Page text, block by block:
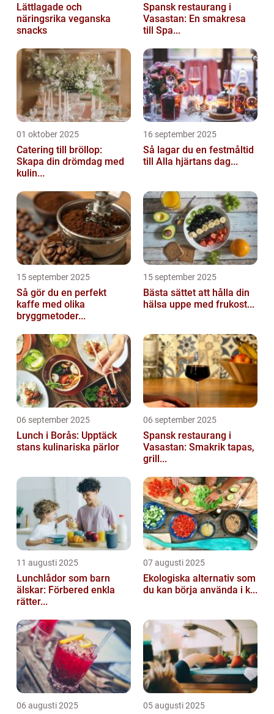
Lättlagade och
näringsrika veganska
snacks
Spansk restaurang i
Vasastan: En smakresa
till Spa...
01 oktober 2025
Catering till bröllop:
Skapa din drömdag med
kulin...
16 september 2025
Så lagar du en festmåltid
till Alla hjärtans dag...
15 september 2025
Så gör du en perfekt
kaffe med olika
bryggmetoder...
15 september 2025
Bästa sättet att hålla din
hälsa uppe med frukost...
06 september 2025
Lunch i Borås: Upptäck
stans kulinariska pärlor
06 september 2025
Spansk restaurang i
Vasastan: Smakrik tapas,
grill...
11 augusti 2025
Lunchlådor som barn
älskar: Förbered enkla
rätter...
07 augusti 2025
Ekologiska alternativ som
du kan börja använda i k...
06 augusti 2025 05 augusti 2025